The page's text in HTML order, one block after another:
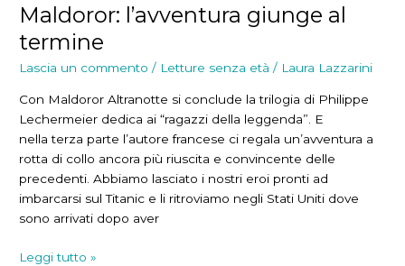
Maldoror: l’avventura giunge al
termine
Lascia un commento / Letture senza età / Laura Lazzarini
Con Maldoror Altranotte si conclude la trilogia di Philippe
Lechermeier dedica ai “ragazzi della leggenda”. E
nella terza parte l’autore francese ci regala un’avventura a
rotta di collo ancora più riuscita e convincente delle
precedenti. Abbiamo lasciato i nostri eroi pronti ad
imbarcarsi sul Titanic e li ritroviamo negli Stati Uniti dove
sono arrivati dopo aver
Maldoror:
Leggi tutto »